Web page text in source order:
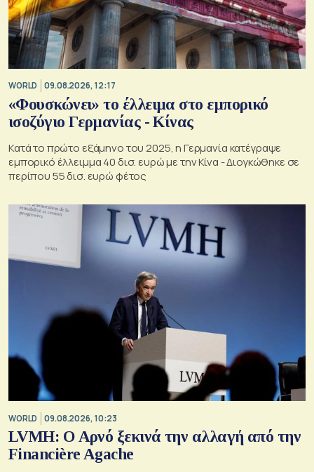
WORLD 09.08.2026, 12:17
«Φουσκώνει» το έλλειμα στο εμπορικό
ισοζύγιο Γερμανίας - Κίνας
Κατά το πρώτο εξάμηνο του 2025, η Γερμανία κατέγραψε
εμπορικό έλλειμμα 40 δισ. ευρώ με την Κίνα - Διογκώθηκε σε
περίπου 55 δισ. ευρώ φέτος
WORLD 09.08.2026, 10:23
LVMH: Ο Αρνό ξεκινά την αλλαγή από την
Financière Agache